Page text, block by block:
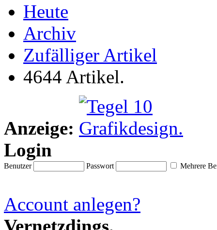
Heute
Archiv
Zufälliger Artikel
4644 Artikel.
Anzeige:
Login
Benutzer Passwort Mehrere
Account anlegen?
Vernetzdings.